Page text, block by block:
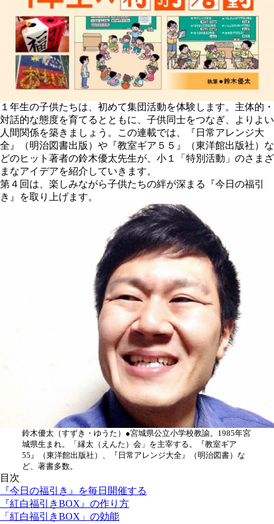
１年生の子供たちは、初めて集団活動を体験します。主体的・
対話的な態度を育てるとともに、子供同士をつなぎ、よりよい
人間関係を築きましょう。この連載では、『日常アレンジ大
全』（明治図書出版）や『教室ギア５５』（東洋館出版社）な
どのヒット著者の鈴木優太先生が、小１「特別活動」のさまざ
まなアイデアを紹介していきます。
第４回は、楽しみながら子供たちの絆が深まる『今日の福引
き』を取り上げます。
鈴木優太（すずき・ゆうた）●宮城県公立小学校教諭。1985年宮
城県生まれ。「縁太（えんた）会」を主宰する。『教室ギア
55』（東洋館出版社）、『日常アレンジ大全』（明治図書）な
ど、著書多数。
目次
『今日の福引き』を毎日開催する
『紅白福引きBOX』の作り方
「紅白福引きBOX」の効能